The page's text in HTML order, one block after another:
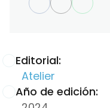
Editorial:
Atelier
Año de edición: